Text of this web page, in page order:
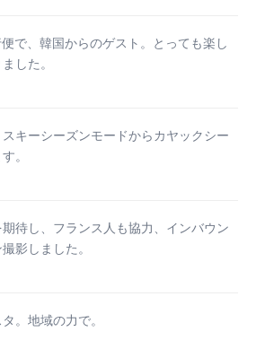
で、韓国からのゲスト。とっても楽し
した。
キーシーズンモードからカヤックシー
。
待し、フランス人も協力、インバウン
影しました。
。地域の力で。